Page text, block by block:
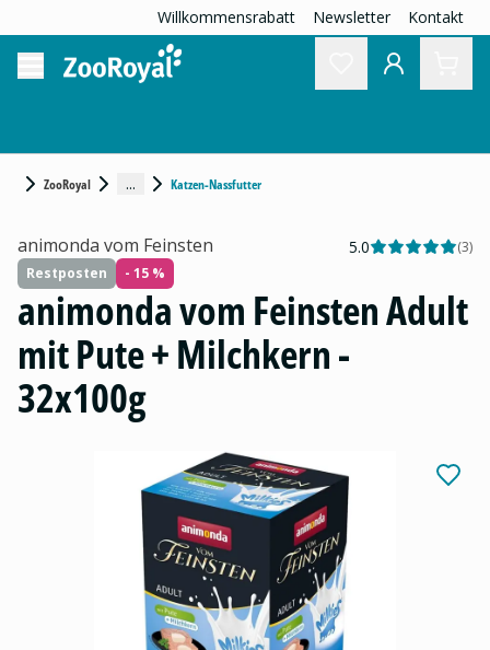
Willkommensrabatt Newsletter Kontakt
ZooRoyal ... Katzen-Nassfutter
animonda vom Feinsten 5.0 (3)
Restposten
- 15 %
animonda vom Feinsten Adult
mit Pute + Milchkern -
32x100g